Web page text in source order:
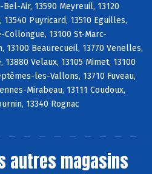
Air, 13590 Meyreuil, 13120
Puyricard, 13510 Eguilles,
Collongue, 13100 St-Marc-
13100 Beaurecueil, 13770 Venelles,
Velaux, 13105 Mimet, 13100
les-Vallons, 13710 Fuveau,
Mirabeau, 13111 Coudoux,
13340 Rognac
autres magasins